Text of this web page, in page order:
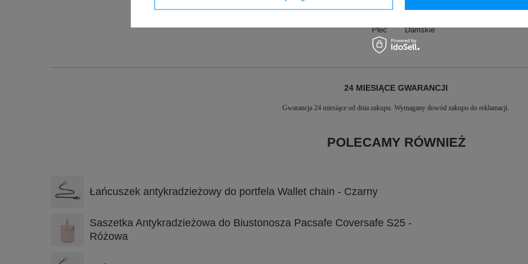
Zapięcie Zatrzask/nap
Płeć Damskie
24 MIESIĄCE GWARANCJI
Gwarancja 24 miesiące od dnia zakupu. Wymagany dowód zakupu do reklamacji.
POLECAMY RÓWNIEŻ
Łańcuszek antykradzieżowy do portfela Wallet chain - Czarny
Saszetka Antykradzieżowa do Biustonosza Pacsafe Coversafe S25 -
Różowa